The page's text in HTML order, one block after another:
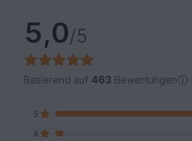
5,0/5
Basierend auf 463 Bewertungen
5
4